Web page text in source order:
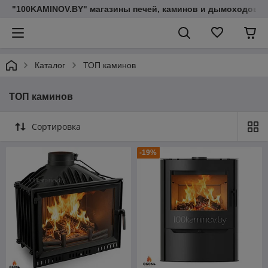
"100KAMINOV.BY" магазины печей, каминов и дымоходов
Каталог ТОП каминов
ТОП каминов
Сортировка
-19%